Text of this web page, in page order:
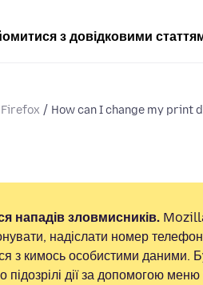
з довідковими
Firefox How can I change my print
нападів зловмисників.
надіслати номер
з кимось особистими даними.
підозрілі дії за допомогою